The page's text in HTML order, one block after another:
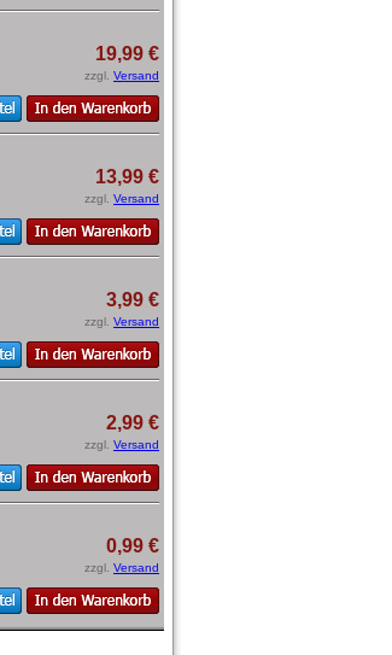
19,99 €
zzgl. Versand
13,99 €
zzgl. Versand
3,99 €
zzgl. Versand
2,99 €
zzgl. Versand
0,99 €
zzgl. Versand